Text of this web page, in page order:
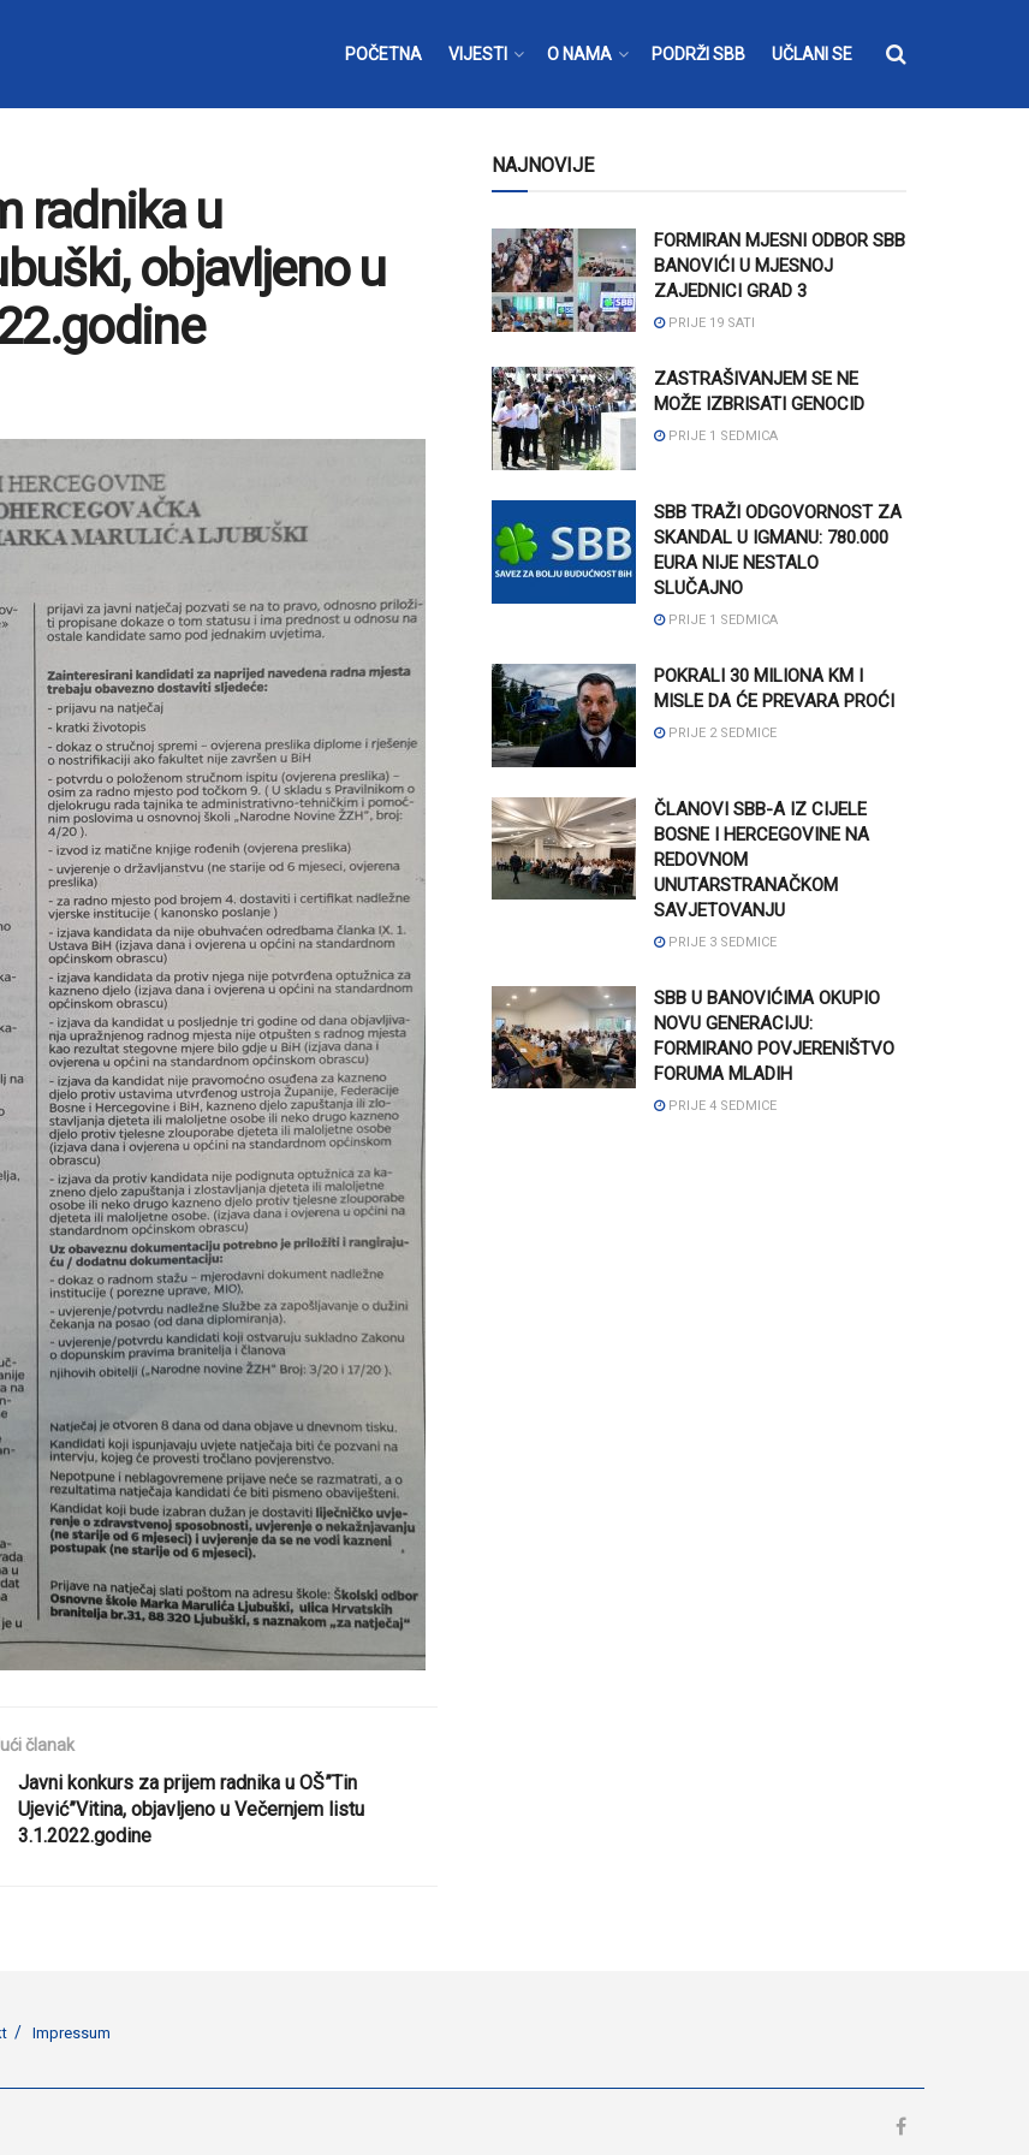
POČETNA VIJESTI O NAMA PODRŽI SBB UČLANI SE
radnika u
objavljeno u
članak
Javni konkurs za prijem radnika u OŠ”Tin
Ujević”Vitina, objavljeno u Večernjem listu
3.1.2022.godine
NAJNOVIJE
FORMIRAN MJESNI ODBOR SBB
BANOVIĆI U MJESNOJ
ZAJEDNICI GRAD 3
PRIJE 19 SATI
ZASTRAŠIVANJEM SE NE
MOŽE IZBRISATI GENOCID
PRIJE 1 SEDMICA
SBB TRAŽI ODGOVORNOST ZA
SKANDAL U IGMANU: 780.000
EURA NIJE NESTALO
SLUČAJNO
PRIJE 1 SEDMICA
POKRALI 30 MILIONA KM I
MISLE DA ĆE PREVARA PROĆI
PRIJE 2 SEDMICE
ČLANOVI SBB-A IZ CIJELE
BOSNE I HERCEGOVINE NA
REDOVNOM
UNUTARSTRANAČKOM
SAVJETOVANJU
PRIJE 3 SEDMICE
SBB U BANOVIĆIMA OKUPIO
NOVU GENERACIJU:
FORMIRANO POVJERENIŠTVO
FORUMA MLADIH
PRIJE 4 SEDMICE
Impressum